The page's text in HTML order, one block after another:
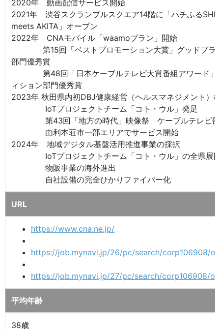
2020年 動画配信サービス開始
2021年 渋谷スクランブルスクエア14階に「ハチふる
meets AKITA」オープン
2022年 CNAモバイル「waamoプラン」開始
第15回「ベストプロモーション大賞」グッドプラ
部門優秀賞
第48回「日本ケーブルテレビ大賞番組アワード」
ィション部門優秀賞
2023年 秋田県内初DBJ健康経営（ヘルスマネジメント）
IoTプロジェクトチーム「コト・ウル」発足
第43回「地方の時代」映像祭 ケーブルテレビ部
由利本荘市一部エリアでサービス開始
2024年 地域デジタル基盤活用推進事業の採択
IoTプロジェクトチーム「コト・ウル」の全県展
物販事業の海外進出
自社設備の完全ひかりファイバー化
URL
https://www.cna.ne.jp/
https://job.mynavi.jp/26/pc/search/corp106908/
https://job.mynavi.jp/27/pc/search/corp106908/
平均年齢
38歳